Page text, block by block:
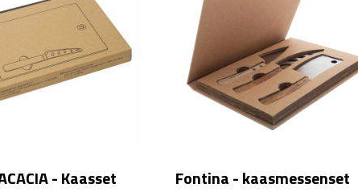
- Kaasset Fontina - kaasmessenset